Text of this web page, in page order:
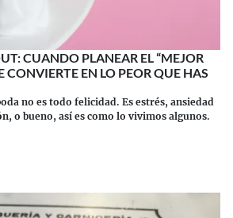
CUANDO PLANEAR EL “MEJOR
CONVIERTE EN LO PEOR QUE HAS
no es todo felicidad. Es estrés, ansiedad
o bueno, así es como lo vivimos algunos.